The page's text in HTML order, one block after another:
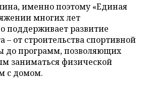
именно поэтому «Единая
многих лет
поддерживает развитие
– от строительства спортивной
до программ, позволяющих
заниматься физической
с домом.